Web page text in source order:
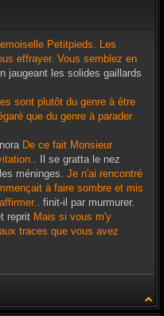
Petitpieds. Les
effrayer. Vous semblez en
jaugeant les solides gaillards
sont plutôt du genre à être
que du genre à parader
De ce fait Monsieur
. Il se gratta le nez
méninges. Je n'ai rencontré
à faire sombre et mis
. finit-il par murmurer.
reprit Mais si vous m'y
traces que vous avez